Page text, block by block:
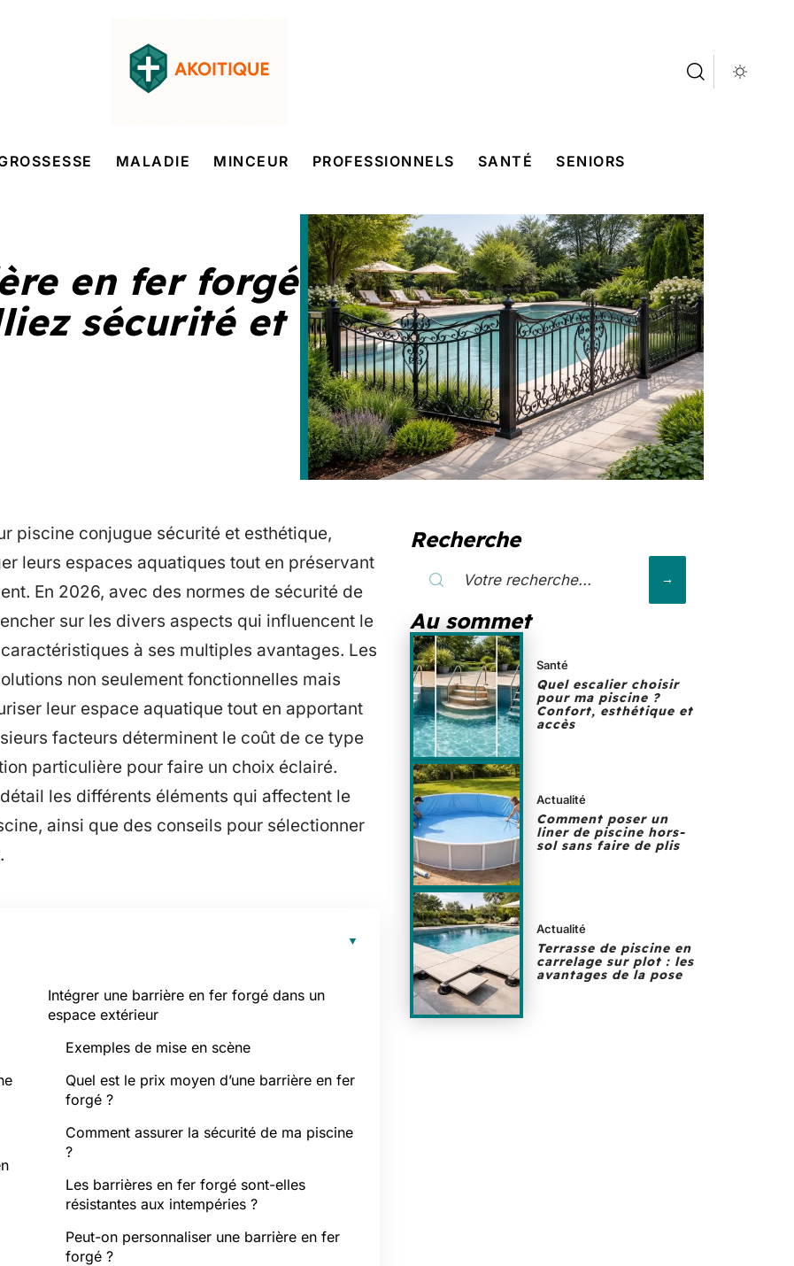
MALADIE MINCEUR PROFESSIONNELS SANTÉ SENIORS
en fer forgé
sécurité et
piscine conjugue sécurité et esthétique,
leurs espaces aquatiques tout en préservant
En 2026, avec des normes de sécurité de
sur les divers aspects qui influencent le
à ses multiples avantages. Les
non seulement fonctionnelles mais
leur espace aquatique tout en apportant
facteurs déterminent le coût de ce type
particulière pour faire un choix éclairé.
les différents éléments qui affectent le
ainsi que des conseils pour sélectionner
Intégrer une barrière en fer forgé dans un
espace extérieur
Exemples de mise en scène
Quel est le prix moyen d’une barrière en fer
forgé ?
Comment assurer la sécurité de ma piscine
?
Les barrières en fer forgé sont-elles
résistantes aux intempéries ?
Peut-on personnaliser une barrière en fer
forgé ?
Recherche
Au sommet
Santé
Quel escalier choisir
pour ma piscine ?
Confort, esthétique et
accès
Actualité
Comment poser un
liner de piscine hors-
sol sans faire de plis
Actualité
Terrasse de piscine en
carrelage sur plot : les
avantages de la pose